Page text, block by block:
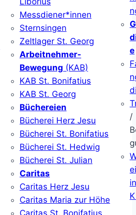
Messdiener*innen
Sternsingen
Zeltlager St. Georg
Arbeitnehmer-
Bewegung (KAB)
KAB St. Bonifatius
KAB St. Georg
Büchereien
Bücherei Herz Jesu
Bücherei St. Bonifatius
Bücherei St. Hedwig
Bücherei St. Julian
Caritas
Caritas Herz Jesu
Caritas Maria zur Höhe
Caritas St. Bonifatius
e
/